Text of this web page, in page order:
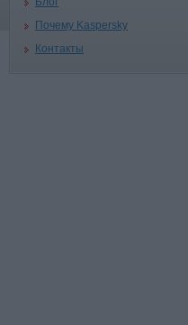
Почему Kaspersky
Контакты